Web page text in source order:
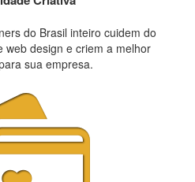
do Brasil inteiro cuidem do
web design e criem a melhor
sua empresa.